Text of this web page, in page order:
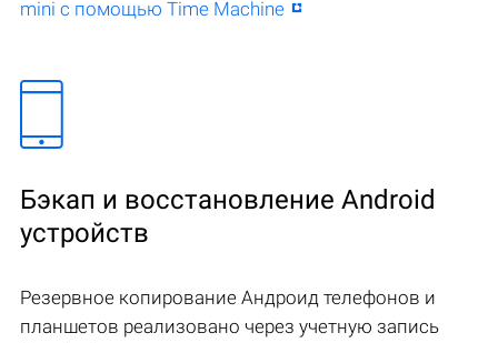
mini с помощью Time Machine
Бэкап и восстановление Android
устройств
Резервное копирование Андроид телефонов и
планшетов реализовано через учетную запись